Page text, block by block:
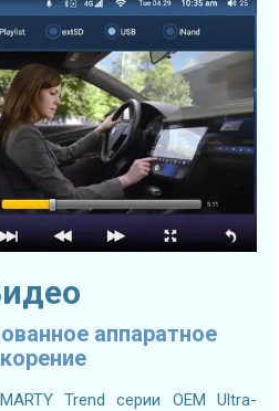
аппаратное
Trend серии OEM Ultra-